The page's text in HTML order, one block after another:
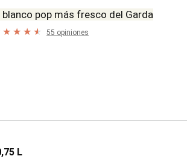
blanco pop más fresco del Garda
55 opiniones
L